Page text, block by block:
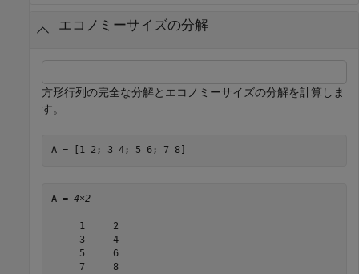
エコノミーサイズの分解
方形行列の完全な分解とエコノミーサイズの分解を計算しま
す。
A = [1 2; 3 4; 5 6; 7 8]
A = 4×2
     1     2
     3     4
     5     6
     7     8